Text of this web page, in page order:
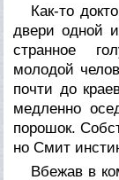
Как-то
двери одной
странное
молодой
почти до
медленно
порошок.
но Смит
Вбежав в